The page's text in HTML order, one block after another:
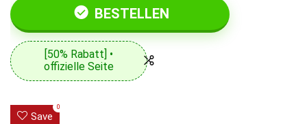
BESTELLEN
[50% Rabatt] •
offizielle Seite
Save
0